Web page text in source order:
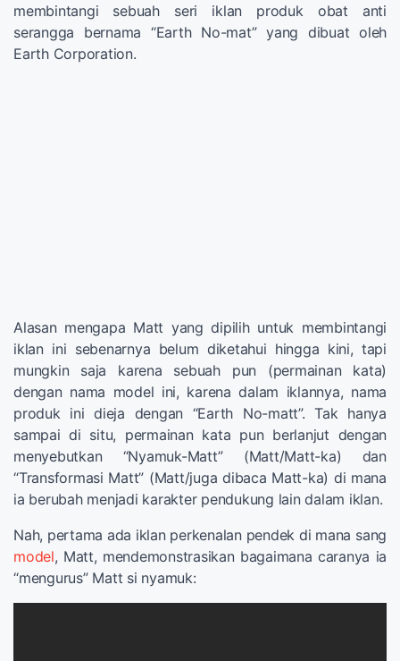
membintangi sebuah seri iklan produk obat anti
serangga bernama “Earth No-mat” yang dibuat oleh
Earth Corporation.
Alasan mengapa Matt yang dipilih untuk membintangi
iklan ini sebenarnya belum diketahui hingga kini, tapi
mungkin saja karena sebuah pun (permainan kata)
dengan nama model ini, karena dalam iklannya, nama
produk ini dieja dengan “Earth No-matt”. Tak hanya
sampai di situ, permainan kata pun berlanjut dengan
menyebutkan “Nyamuk-Matt” (Matt/Matt-ka) dan
“Transformasi Matt” (Matt/juga dibaca Matt-ka) di mana
ia berubah menjadi karakter pendukung lain dalam iklan.
Nah, pertama ada iklan perkenalan pendek di mana sang
model, Matt, mendemonstrasikan bagaimana caranya ia
“mengurus” Matt si nyamuk: